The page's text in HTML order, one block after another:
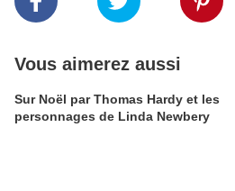
Vous aimerez aussi
Sur Noël par Thomas Hardy et les
personnages de Linda Newbery